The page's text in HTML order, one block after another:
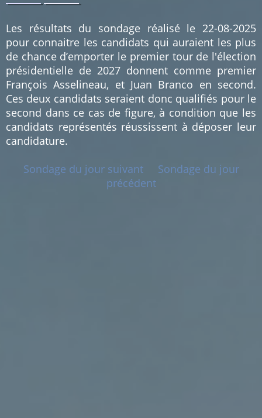
0.68
0.68
(1)
Les résultats du sondage réalisé le 22-08-2025
pour connaitre les candidats qui auraient les plus
de chance d’emporter le premier tour de l'élection
présidentielle de 2027 donnent comme premier
François Asselineau, et Juan Branco en second.
Ces deux candidats seraient donc qualifiés pour le
second dans ce cas de figure, à condition que les
candidats représentés réussissent à déposer leur
candidature.
Sondage du jour suivant
Sondage du jour
précédent